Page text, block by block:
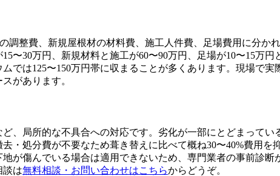
整費、新規屋根材の材料費、施工人件費、足場費用に分か
〜30万円、新規材料と施工が60〜90万円、足場が10〜15万
では125〜150万円帯に収まることが多くあります。現場で
があります。
、局所的な不具合への対応です。劣化が一部にとどまって
・処分費が不要なため葺き替えに比べて概ね30〜40%費用
が傷んでいる場合は適用できないため、専門業者の事前診
談は無料相談・お問い合わせはこちらからどうぞ。